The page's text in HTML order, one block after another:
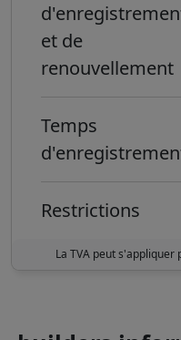
et de
renouvellement
Temps
Restrictions
La TVA peut